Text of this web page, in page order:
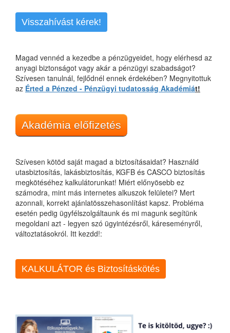
Visszahívást kérek!
Magad vennéd a kezedbe a pénzügyeidet, hogy elérhesd az
anyagi biztonságot vagy akár a pénzügyi szabadságot?
Szívesen tanulnál, fejlődnél ennek érdekében? Megnyitottuk
az Érted a Pénzed - Pénzügyi tudatosság Akadémiát!
Akadémia előfizetés
Szívesen kötöd saját magad a biztosításaidat? Használd
utasbiztosítás, lakásbiztosítás, KGFB és CASCO biztosítás
megkötéséhez kalkulátorunkat! Miért előnyösebb ez
számodra, mint más internetes alkuszok felületei? Mert
azonnali, korrekt ajánlatösszehasonlítást kapsz. Probléma
esetén pedig ügyfélszolgáltaunk és mi magunk segítünk
megoldani azt - legyen szó ügyintézésről, káreseményről,
változtatásokról. Itt kezdd!:
KALKULÁTOR és Biztosításkötés